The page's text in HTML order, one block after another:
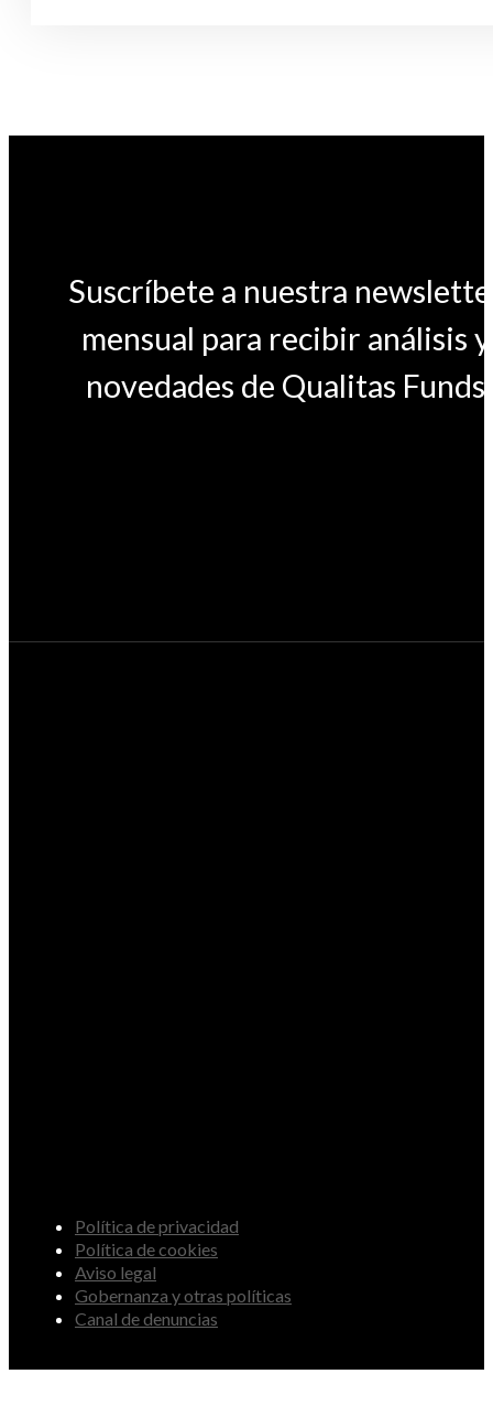
Suscríbete a nuestra
mensual para recibir análisis y
novedades de Qualitas Funds
Política de privacidad
Política de cookies
Aviso legal
Gobernanza y otras políticas
Canal de denuncias